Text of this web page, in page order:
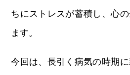
ちにストレスが蓄積し、心
ます。
今回は、長引く病気の時期